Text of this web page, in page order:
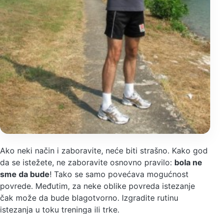
Ako neki način i zaboravite, neće biti strašno. Kako god
da se istežete, ne zaboravite osnovno pravilo: bola ne
sme da bude! Tako se samo povećava mogućnost
povrede. Međutim, za neke oblike povreda istezanje
čak može da bude blagotvorno. Izgradite rutinu
istezanja u toku treninga ili trke.